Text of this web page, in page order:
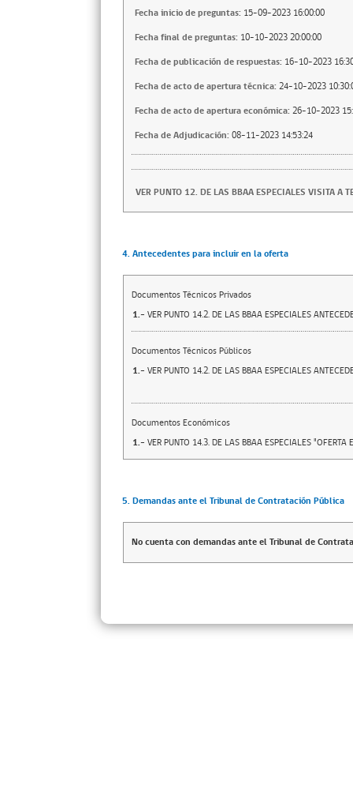
Fecha inicio de preguntas: 15-09-2023 16:00:00
Fecha final de preguntas: 10-10-2023 20:00:00
Fecha de publicación de respuestas: 16-10-2023
Fecha de acto de apertura técnica: 24-10-2023
Fecha de acto de apertura económica: 26-10-2023
Fecha de Adjudicación: 08-11-2023 14:53:24
VER PUNTO 12. DE LAS BBAA ESPECIALES VISITA A
4. Antecedentes para incluir en la oferta
Documentos Técnicos Privados
1.- VER PUNTO 14.2. DE LAS BBAA ESPECIALES
Documentos Técnicos Públicos
1.- VER PUNTO 14.2. DE LAS BBAA ESPECIALES
Documentos Económicos
1.- VER PUNTO 14.3. DE LAS BBAA ESPECIALES "OFERTA
5. Demandas ante el Tribunal de Contratación Pública
No cuenta con demandas ante el Tribunal de